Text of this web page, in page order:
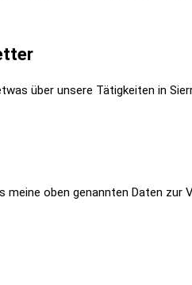
über unsere Tätigkeiten in
meine oben genannten Daten zur